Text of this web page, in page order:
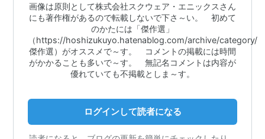
画像は原則として株式会社スクウェア・エニックスさん
にも著作権があるので転載しないで下さ～い。 初めて
のかたには「傑作選」
（https://hoshizukuyo.hatenablog.com/archive/category/
傑作選）がオススメで～す。 コメントの掲載には時間
がかかることも多いで～す。 無記名コメントは内容が
優れていても不掲載としま～す。
ログインして読者になる